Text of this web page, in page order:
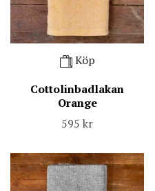
Köp
Cottolinbadlakan
Orange
595 kr